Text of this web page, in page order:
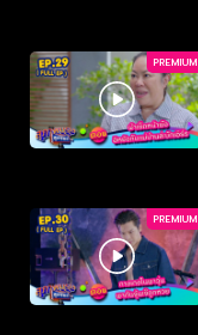
PREMIUM
PREMIUM